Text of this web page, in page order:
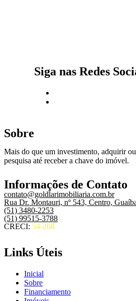
Siga nas Redes
Sobre
Mais do que um investimento, adquirir
pesquisa até receber a chave do imóvel.
Informações de Contato
contato@goldlarimobiliaria.com.br
Rua Dr. Montauri, nº 543, Centro,
(51) 3480-2253
(51) 99515-3788
CRECI: 54-268
Links Úteis
Inicial
Sobre
Financiamento